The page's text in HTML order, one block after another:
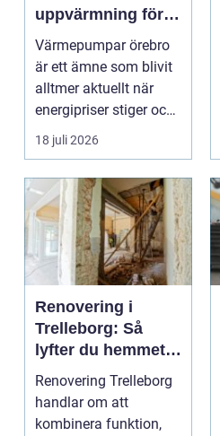
uppvärmning för
hus och
fastigheter
Värmepumpar örebro
är ett ämne som blivit
alltmer aktuellt när
energipriser stiger och
fler vill sän...
18 juli 2026
Renovering i
Trelleborg: Så
lyfter du hemmet
på ett smart sätt
Renovering Trelleborg
handlar om att
kombinera funktion,